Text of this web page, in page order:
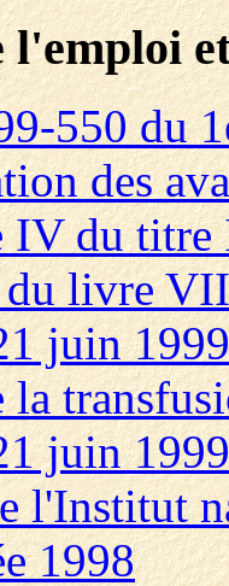
l'emploi
550 du
des
IV du
livre
juin
la
juin
l'Institut
1998